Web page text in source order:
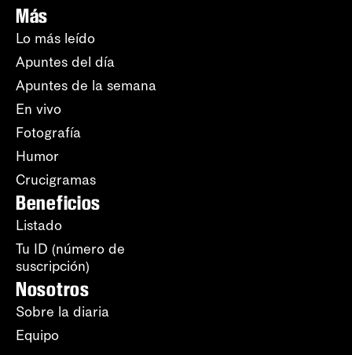
Más
Lo más leído
Apuntes del día
Apuntes de la semana
En vivo
Fotografía
Humor
Crucigramas
Beneficios
Listado
Tu ID (número de
suscripción)
Nosotros
Sobre la diaria
Equipo